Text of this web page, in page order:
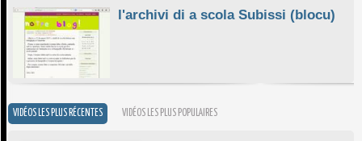
l'archivi di a scola Subissi (blocu)
VIDÉOS LES PLUS RÉCENTES VIDÉOS LES PLUS POPULAIRES